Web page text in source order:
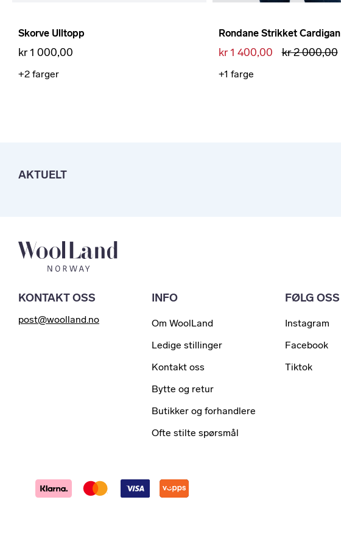
Skorve Ulltopp
kr 1 000,00
+2 farger
Rondane Strikket Cardigan
kr 1 400,00 kr 2 000,00
+1 farge
AKTUELT
INFO
Om WoolLand
Ledige stillinger
Kontakt oss
Bytte og retur
Butikker og forhandlere
Ofte stilte spørsmål
KONTAKT OSS
post@woolland.no
FØLG OSS
Instagram
Facebook
Tiktok